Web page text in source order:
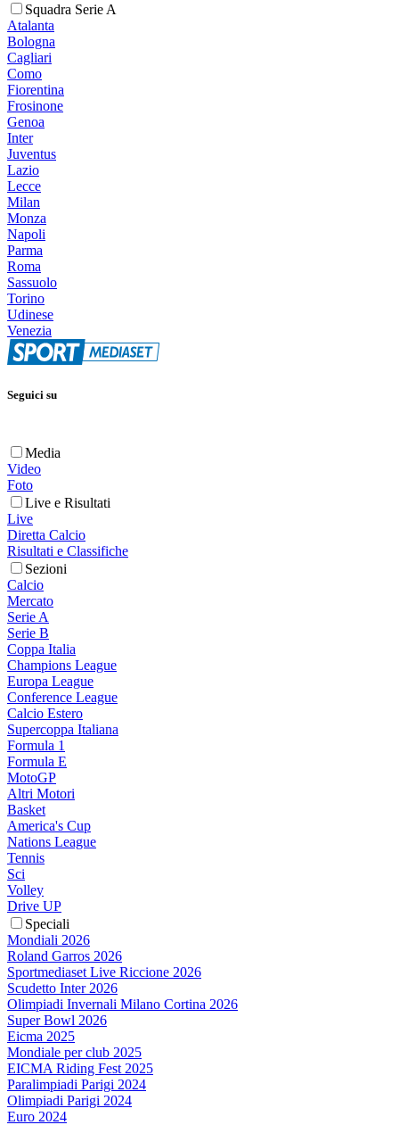
Squadra Serie A
Atalanta
Bologna
Cagliari
Como
Fiorentina
Frosinone
Genoa
Inter
Juventus
Lazio
Lecce
Milan
Monza
Napoli
Parma
Roma
Sassuolo
Torino
Udinese
Venezia
Seguici su
Media
Video
Foto
Live e Risultati
Live
Diretta Calcio
Risultati e Classifiche
Sezioni
Calcio
Mercato
Serie A
Serie B
Coppa Italia
Champions League
Europa League
Conference League
Calcio Estero
Supercoppa Italiana
Formula 1
Formula E
MotoGP
Altri Motori
Basket
America's Cup
Nations League
Tennis
Sci
Volley
Drive UP
Speciali
Mondiali 2026
Roland Garros 2026
Sportmediaset Live Riccione 2026
Scudetto Inter 2026
Olimpiadi Invernali Milano Cortina 2026
Super Bowl 2026
Eicma 2025
Mondiale per club 2025
EICMA Riding Fest 2025
Paralimpiadi Parigi 2024
Olimpiadi Parigi 2024
Euro 2024